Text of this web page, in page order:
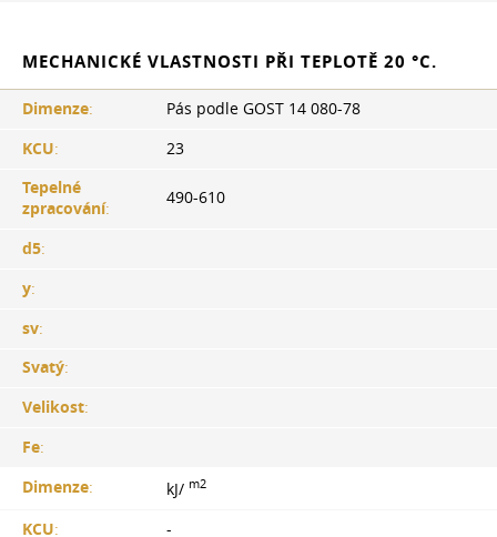
MECHANICKÉ VLASTNOSTI PŘI TEPLOTĚ 20 °C.
Dimenze:
Pás podle GOST 14 080-78
KCU:
23
Tepelné
zpracování:
490-610
d5:
y:
sv:
Svatý:
Velikost:
Fe:
Dimenze: kJ/ m2
KCU:
-